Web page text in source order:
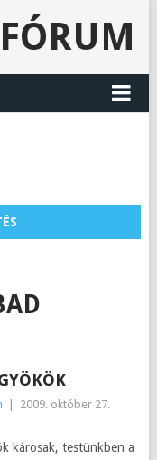
2009. október 27.
károsak, testünkben a